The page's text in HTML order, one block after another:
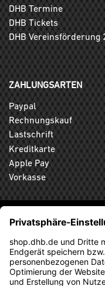
DHB Termine
DHB Tickets
DHB Vereinsförderung
ZAHLUNGSARTEN
Paypal
Rechnungskauf
Lastschrift
Kreditkarte
Apple Pay
Vorkasse
ABONNIEREN SIE DEN
NEWSLETTER UND
AKTION MEHR.